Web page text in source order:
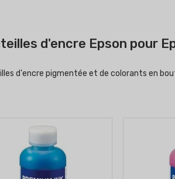
d'encre Epson pour
d'encre pigmentée et de colorants en